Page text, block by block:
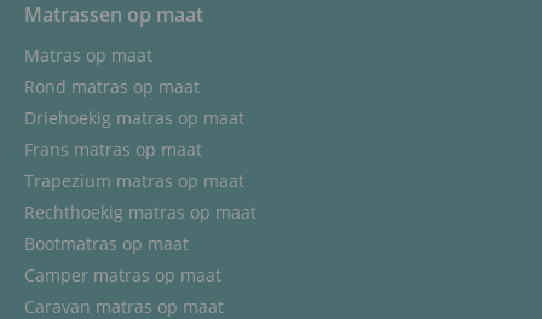
Matrassen op maat
Matras op maat
Rond matras op maat
Driehoekig matras op maat
Frans matras op maat
Trapezium matras op maat
Rechthoekig matras op maat
Bootmatras op maat
Camper matras op maat
Caravan matras op maat